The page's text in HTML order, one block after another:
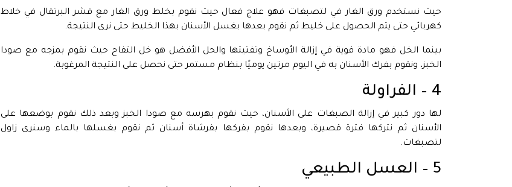
حيث نستخدم ورق الغار في لتصبغات فهو علاج فعال حيث نقوم بخلط ورق الغار مع قشر البرتقال في خلاط
كهربائي حتى يتم الحصول على خليط ثم نقوم بعدها بغسل الأسنان بهذا الخليط حتى نرى النتيجة.
بينما الخل فهو مادة قوية في إزالة الأوساخ وتفتيتها والحل الأفضل هو خل التفاح حيث نقوم بمزجه مع صودا
الخبز، ونقوم بفرك الأسنان به في اليوم مرتين يوميًا بنظام مستمر حتى نحصل على النتيجة المرغوبة.
4 – الفراولة
لها دور كبير في إزالة الصبغات على الأسنان، حيث نقوم بهرسه مع صودا الخبز وبعد ذلك نقوم بوضعها على
الأسنان ثم نتركها فترة قصيرة، وبعدها نقوم بفركها بفرشاة أسنان ثم نقوم بغسلها بالماء وسنرى زاول
لتصبغات.
5 – العسل الطبيعي